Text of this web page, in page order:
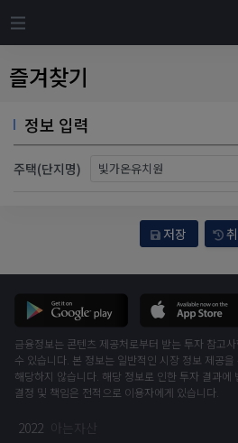
즐겨찾기
정보 입력
주택(단지명)
저장
금융정보는 콘텐츠 제공처로부터 받는 투자 참고
수 있습니다. 본 정보는 일반적인 시장 정보 제공
해당하지 않습니다. 해당 정보로 인한 투자 결과
결정 및 책임은 전적으로 이용자에게 있습니다.
2022 아는자산